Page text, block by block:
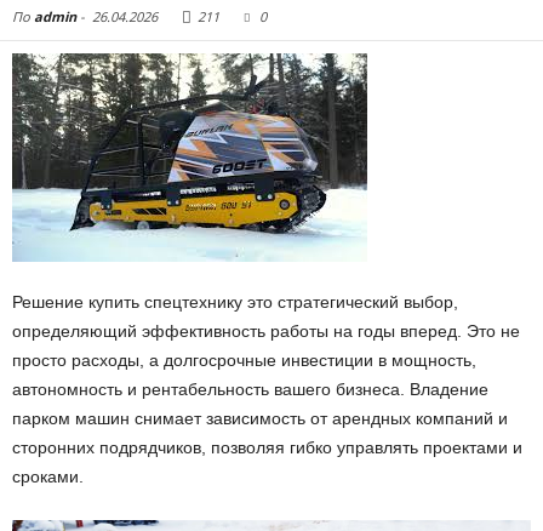
По admin- 26.04.2026 211 0
Решение купить спецтехнику это стратегический выбор,
определяющий эффективность работы на годы вперед. Это не
просто расходы, а долгосрочные инвестиции в мощность,
автономность и рентабельность вашего бизнеса. Владение
парком машин снимает зависимость от арендных компаний и
сторонних подрядчиков, позволяя гибко управлять проектами и
сроками.